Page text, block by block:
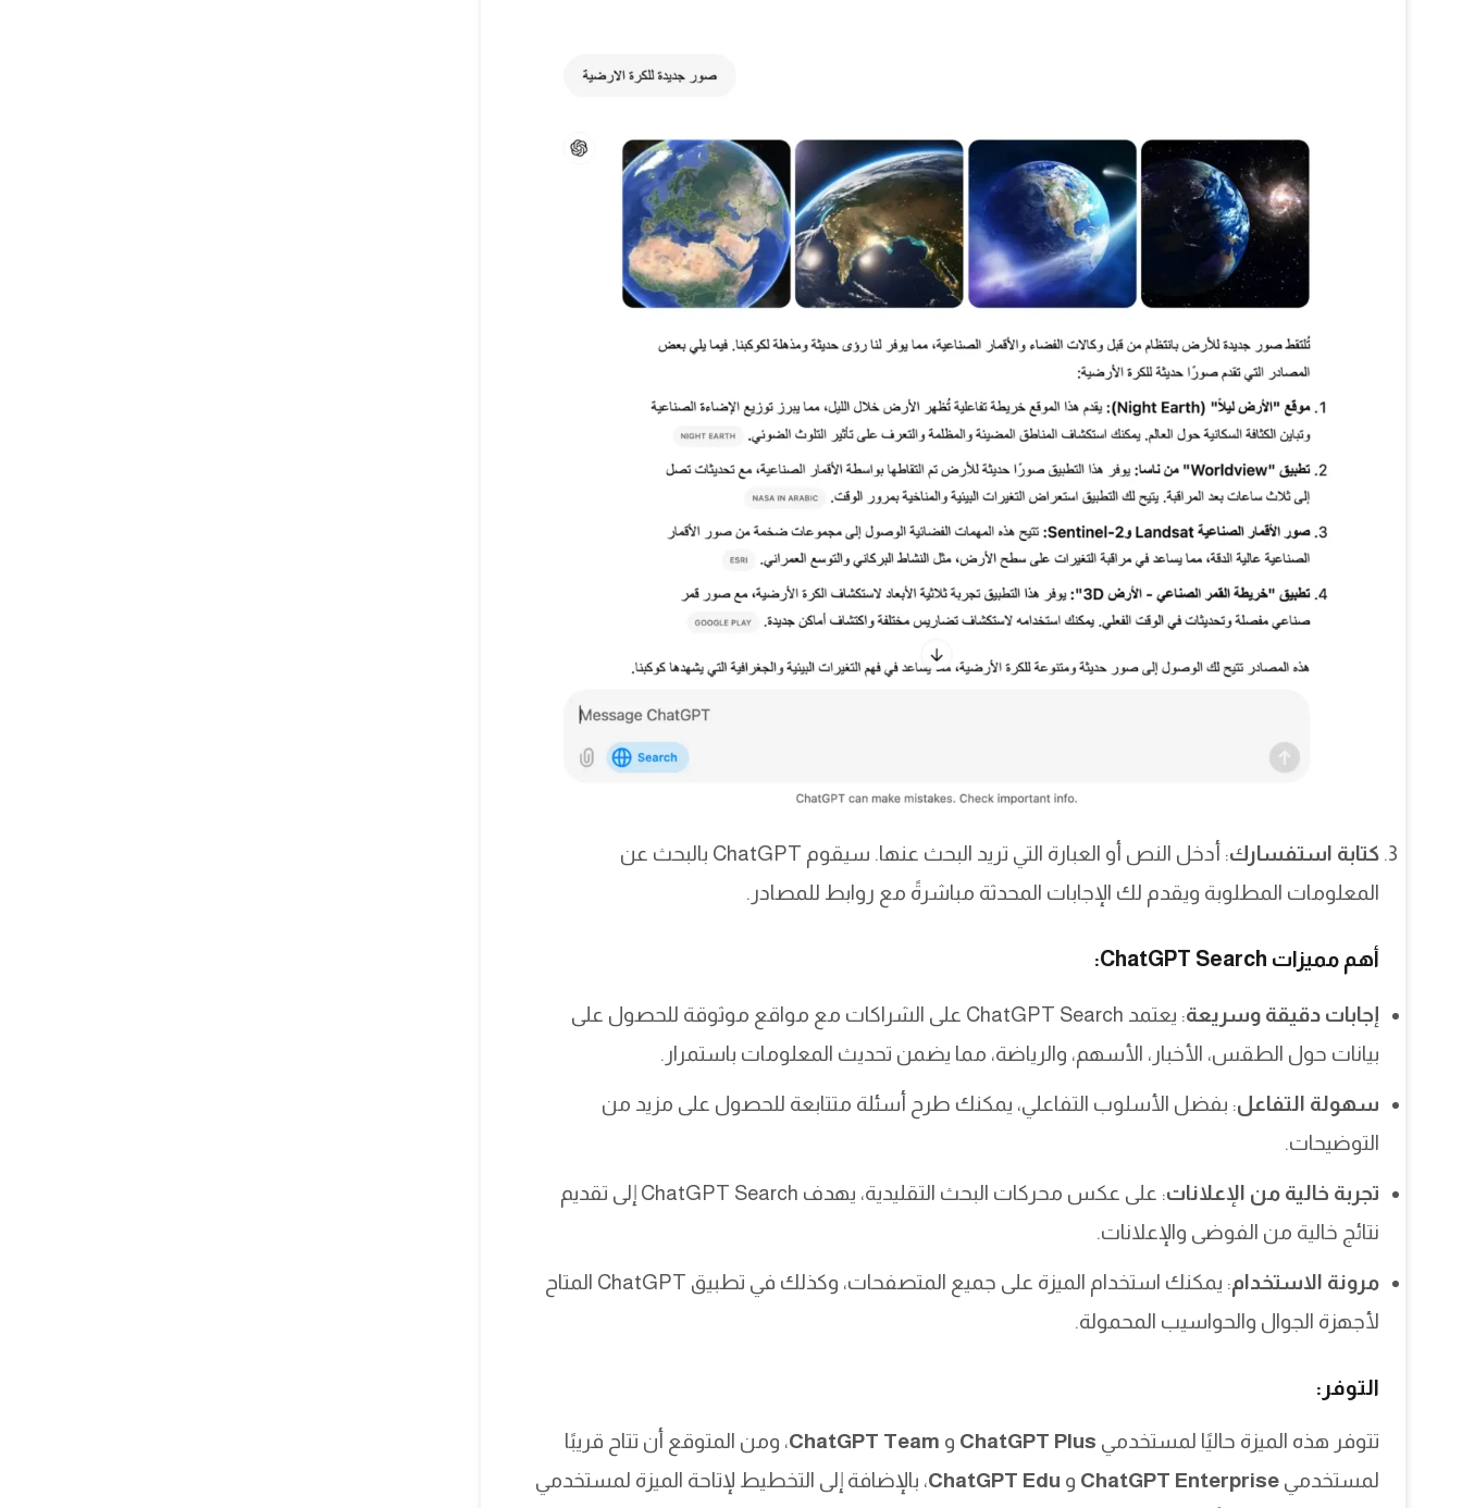
كتابة استفسارك
: أدخل النص أو العبارة التي تريد البحث عنها. سيقوم ChatGPT بالبحث عن
المعلومات المطلوبة ويقدم لك الإجابات المحدثة مباشرةً مع روابط للمصادر.
أهم مميزات ChatGPT Search:
إجابات دقيقة وسريعة
: يعتمد ChatGPT Search على الشراكات مع مواقع موثوقة للحصول على
بيانات حول الطقس، الأخبار، الأسهم، والرياضة، مما يضمن تحديث المعلومات باستمرار.
سهولة التفاعل: بفضل الأسلوب التفاعلي، يمكنك طرح أسئلة متتابعة للحصول على مزيد من
التوضيحات.
تجربة خالية من الإعلانات
: على عكس محركات البحث التقليدية، يهدف ChatGPT Search إلى تقديم
نتائج خالية من الفوضى والإعلانات.
مرونة الاستخدام
: يمكنك استخدام الميزة على جميع المتصفحات، وكذلك في تطبيق ChatGPT المتاح
لأجهزة الجوال والحواسيب المحمولة.
التوفر:
تتوفر هذه الميزة حاليًا لمستخدمي ChatGPT Plus و ChatGPT Team، ومن المتوقع أن تتاح قريبًا
لمستخدمي ChatGPT Enterprise و ChatGPT Edu، بالإضافة إلى التخطيط لإتاحة الميزة لمستخدمي